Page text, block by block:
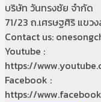
บริษัท วันทรงชัย จำกัด
71/23 ถ.เศรษฐศิริ แขว
Contact us:
Youtube :
https://
Facebook :
https://